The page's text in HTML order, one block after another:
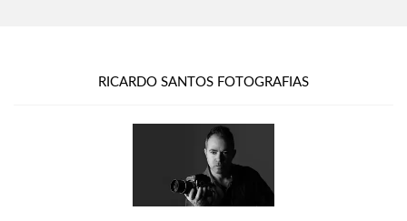
RICARDO SANTOS FOTOGRAFIAS